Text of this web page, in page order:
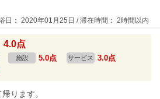
日： 2020年01月25日 / 滞在時間： 2時間以内
4.0点
施設 5.0点 サービス 3.0点
ります。